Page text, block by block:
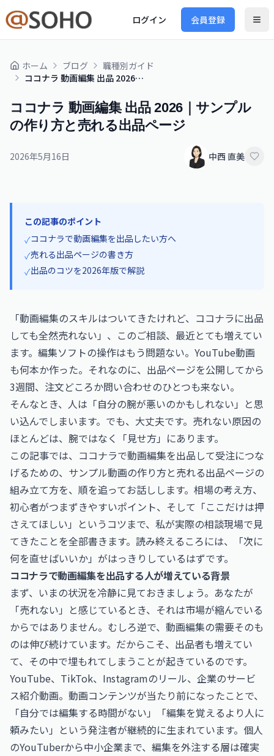
ログイン 会員登録
ホーム ブログ
職種別ガイド
ココナラ 動画編集 出品 2026｜サンプルの作り方と売れる出品ページ
ココナラ 動画編集 出品 2026｜サンプル
の作り方と売れる出品ページ
2026年5月16日 中西 直美
この記事のポイント
✓ココナラで動画編集を出品したい方へ
✓売れる出品ページの書き方
✓出品のコツを2026年版で解説
「動画編集のスキルはついてきたけれど、ココナラに出品
しても全然売れない」、このご相談、最近とても増えてい
ます。編集ソフトの操作はもう問題ない。YouTube動画
も何本か作った。それなのに、出品ページを公開してから
3週間、注文どころか問い合わせのひとつも来ない。
そんなとき、人は「自分の腕が悪いのかもしれない」と思
い込んでしまいます。でも、大丈夫です。売れない原因の
ほとんどは、腕ではなく「見せ方」にあります。
この記事では、ココナラで動画編集を出品して受注につな
げるための、サンプル動画の作り方と売れる出品ページの
組み立て方を、順を追ってお話しします。相場の考え方、
初心者がつまずきやすいポイント、そして「ここだけは押
さえてほしい」というコツまで、私が実際の相談現場で見
てきたことを全部書きます。読み終えるころには、「次に
何を直せばいいか」がはっきりしているはずです。
ココナラで動画編集を出品する人が増えている背景
まず、いまの状況を冷静に見ておきましょう。あなたが
「売れない」と感じているとき、それは市場が縮んでいる
からではありません。むしろ逆で、動画編集の需要そのも
のは伸び続けています。だからこそ、出品者も増えてい
て、その中で埋もれてしまうことが起きているのです。
YouTube、TikTok、Instagramのリール、企業のサービ
ス紹介動画。動画コンテンツが当たり前になったことで、
「自分では編集する時間がない」「編集を覚えるより人に
頼みたい」という発注者が継続的に生まれています。個人
のYouTuberから中小企業まで、編集を外注する層は確実